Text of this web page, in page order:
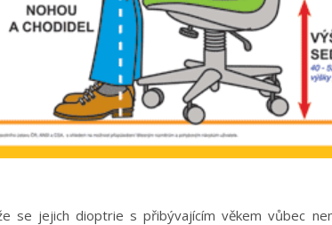
se jejich dioptrie s přibývajícím věkem vůbec